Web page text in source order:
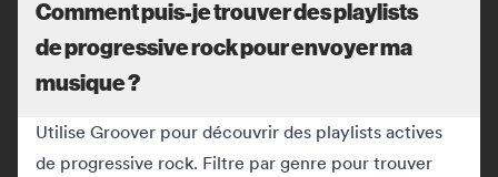
Comment puis-je trouver des playlists
de progressive rock pour envoyer ma
musique ?
Utilise Groover pour découvrir des playlists actives
de progressive rock. Filtre par genre pour trouver